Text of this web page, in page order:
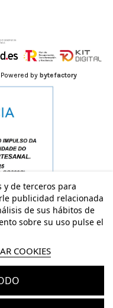
y de terceros para
publicidad relacionada
de sus hábitos de
sobre su uso pulse el
COOKIES
by bytefactory